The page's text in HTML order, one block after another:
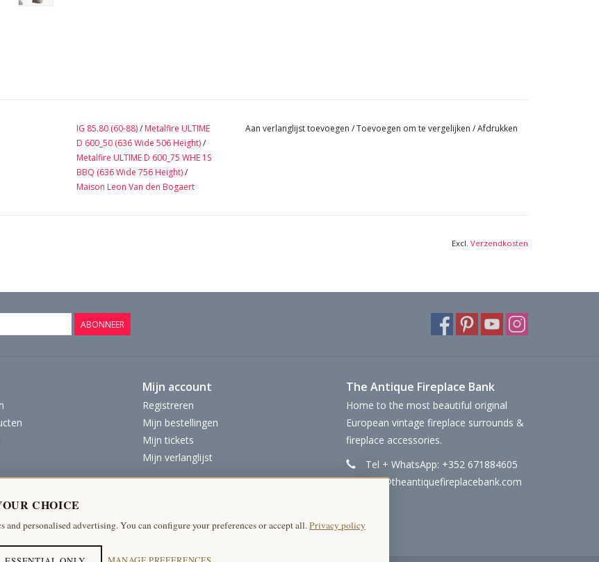
IG 85.80 (60-88)/ Metalfire ULTIME
D 600_50 (636 Wide 506 Height)/
Metalfire ULTIME D 600_75 WHE 1S
BBQ (636 Wide 756 Height)/
Maison Leon Van den Bogaert
Aan verlanglijst toevoegen /Toevoegen om te vergelijken /Afdrukken
Excl. Verzendkosten
ABONNEER
Mijn account
Registreren
Mijn bestellingen
Mijn tickets
Mijn verlanglijst
The Antique Fireplace Bank
Home to the most beautiful original
European vintage fireplace surrounds &
fireplace accessories.
Tel + WhatsApp: +352 671884605
info@theantiquefireplacebank.com
CHOICE
and personalised advertising. You can configure your preferences or accept all.Privacy policy